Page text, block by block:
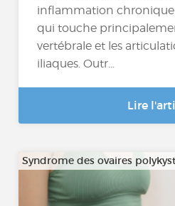
inflammation chronique
qui touche
vertébrale et les
iliaques. Outr...
Lire
Syndrome des ovaires